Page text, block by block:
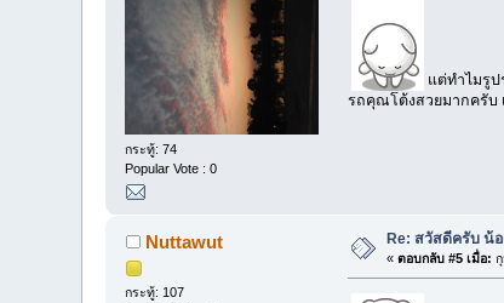
กระทู้: 74
Popular Vote : 0
แต่ทำไมรู
รถคุณโต้งสวยมากครับ
Nuttawut
กระทู้: 107
Re: สวัสดีครับ น้
«ตอบกลับ #5 เมื่อ: